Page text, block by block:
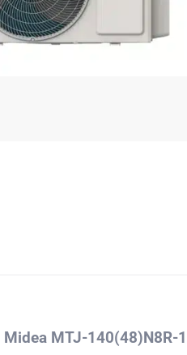
Midea MTJ-140(48)N8R-1